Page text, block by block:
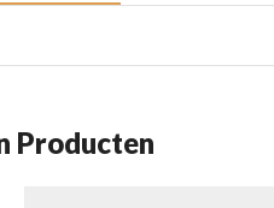
Producten